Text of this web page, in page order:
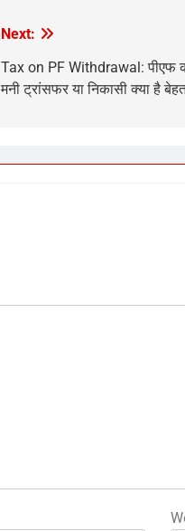
Next:
Tax on PF Withdrawal: पीएफ
मनी ट्रांसफर या निकासी क्या है